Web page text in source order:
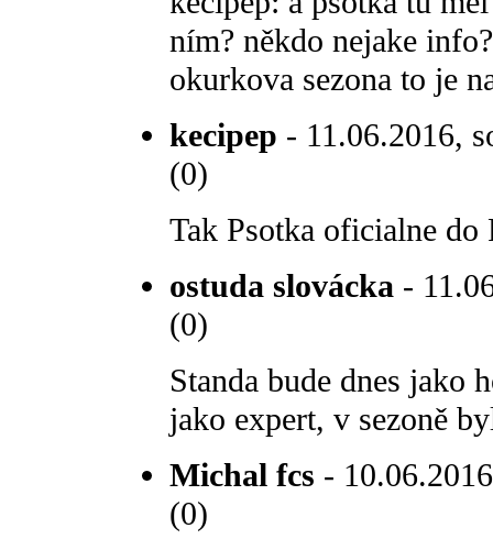
ním? někdo nejake
okurkova sezona to je
kecipep - 11.06.2016,
(0)
Tak Psotka oficialne do
ostuda slovácka -
(0)
Standa bude dnes jako
jako expert, v sezoně
Michal fcs -
(0)